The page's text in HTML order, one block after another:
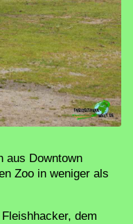
aus Downtown
Zoo in weniger als
dem